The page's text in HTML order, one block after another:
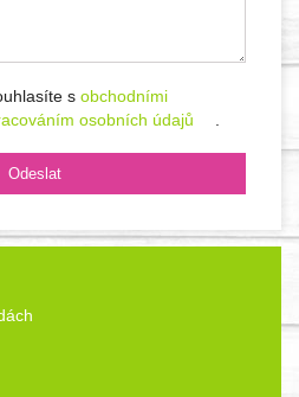
s obchodními
osobních údajů